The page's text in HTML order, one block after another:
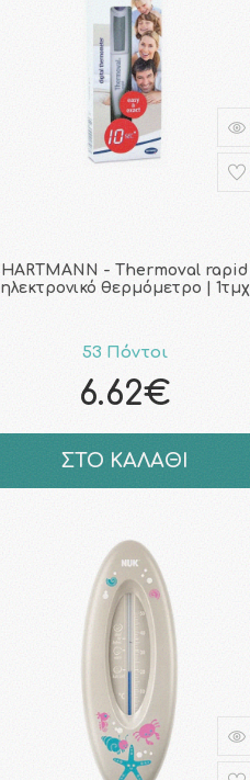
HARTMANN - Thermoval rapid
ηλεκτρονικό θερμόμετρο | 1τμχ
53 Πόντοι
6.62€
ΣΤΟ ΚΑΛΑΘΙ